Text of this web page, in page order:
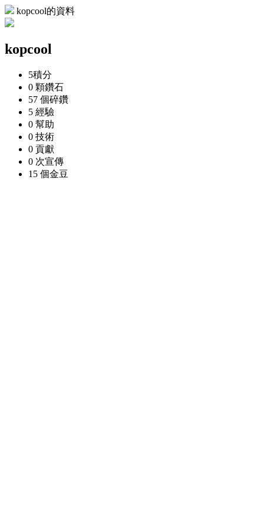
kopcool的資料
kopcool
5積分
0 顆鑽石
57 個碎鑽
5 經驗
0 幫助
0 技術
0 貢獻
0 次宣傳
15 個金豆